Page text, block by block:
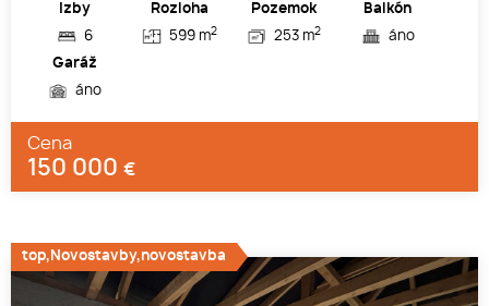
Izby
6
Rozloha
599 m2
Pozemok
253 m2
Balkón
áno
Garáž
áno
Cena
150 000 €
top,Novostavby,novostavba